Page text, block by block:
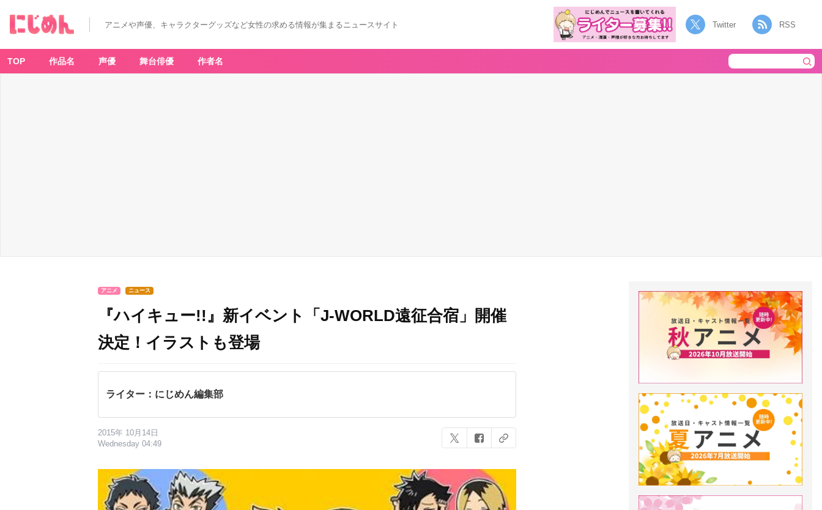
アニメや声優、キャラクターグッズなど女性の求める情報が集まるニュースサイト Twitter RSS
TOP 作品名 声優 舞台俳優 作者名
アニメ ニュース
『ハイキュー!!』新イベント「J-WORLD遠征合宿」開催
決定！イラストも登場
ライター：にじめん編集部
2015年 10月14日
Wednesday 04:49